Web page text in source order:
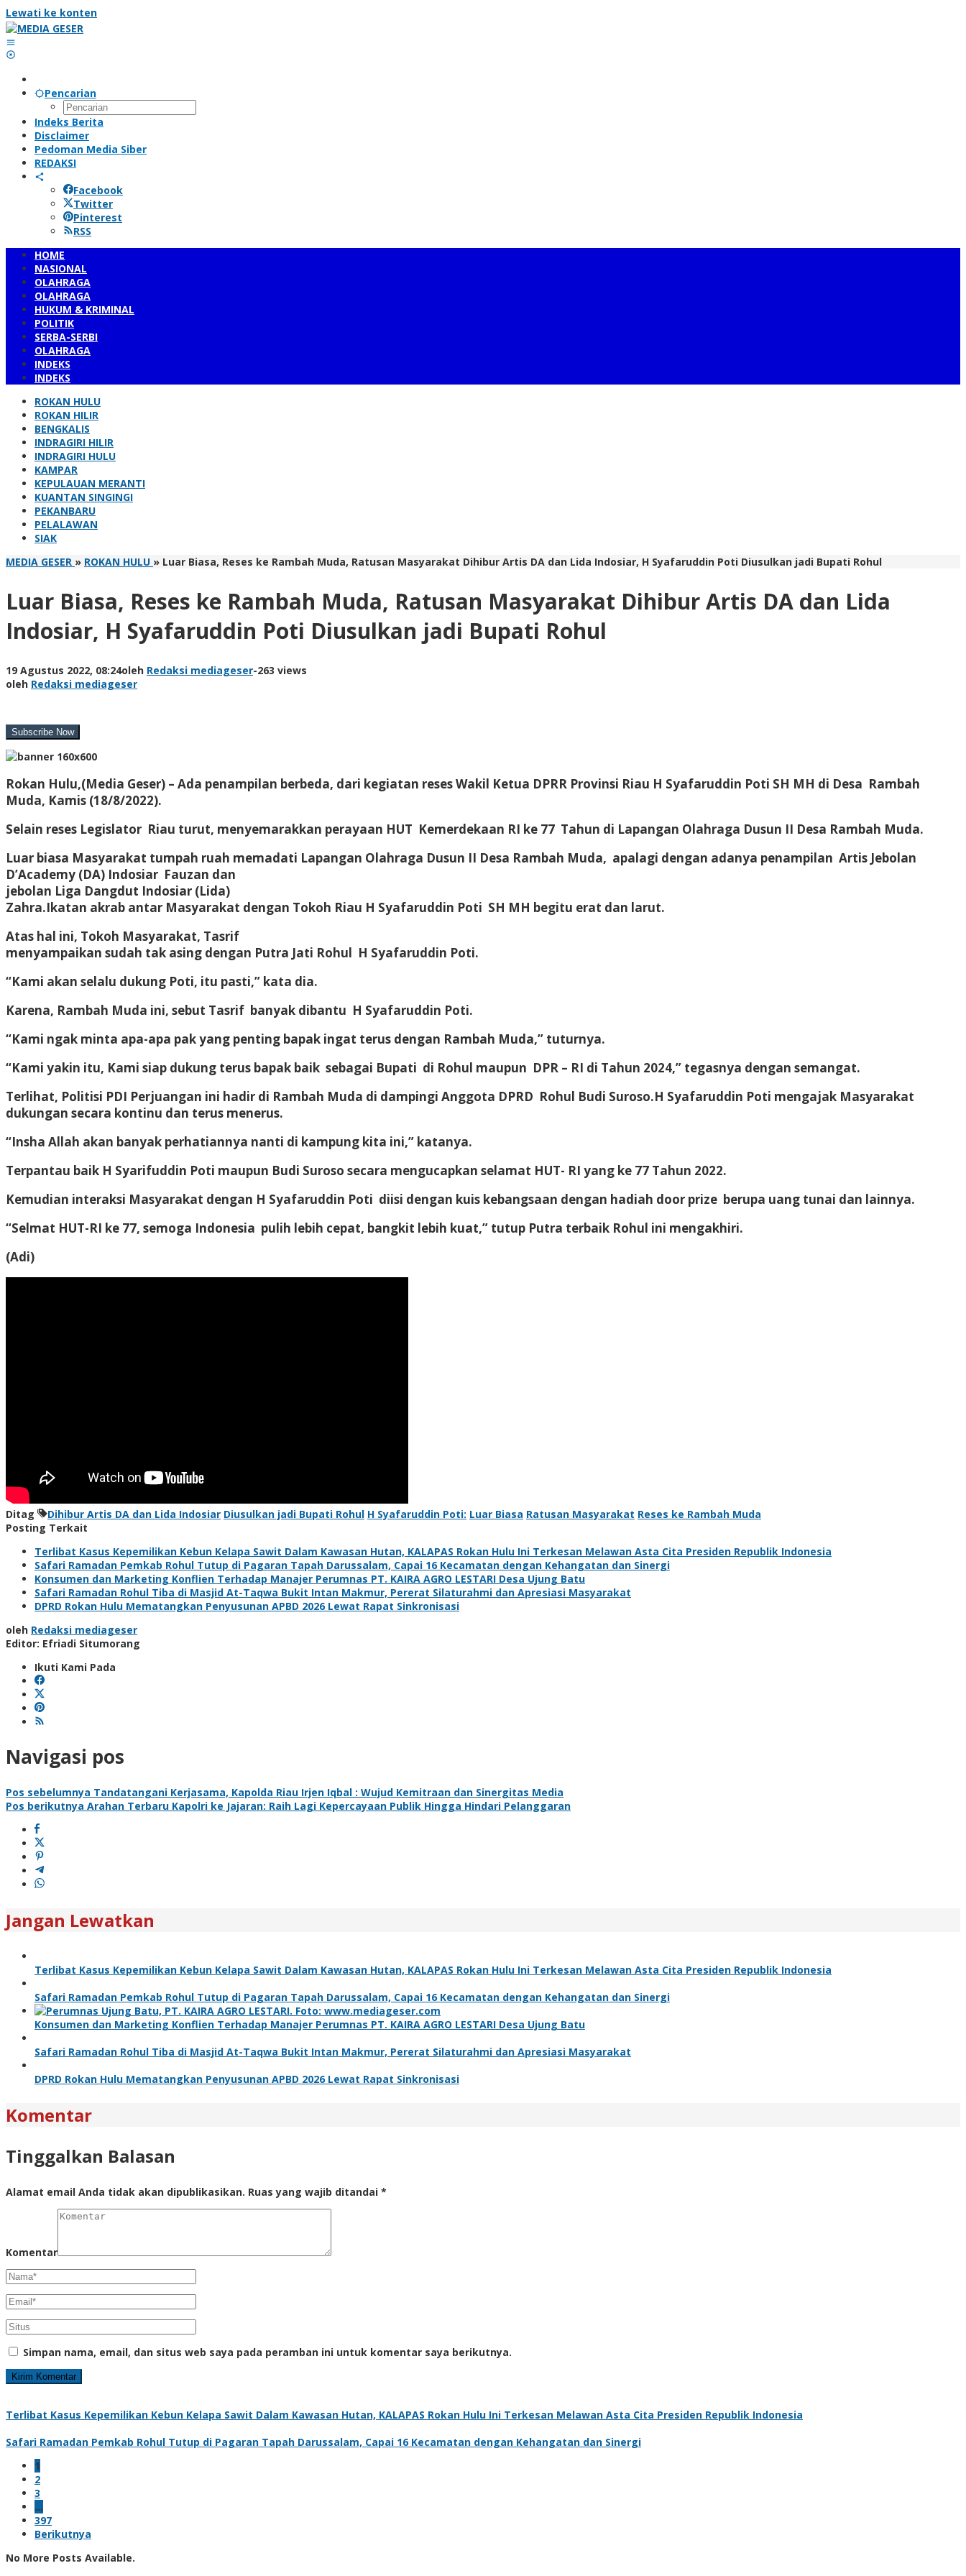
Lewati ke konten
Pencarian
Indeks Berita
Disclaimer
Pedoman Media Siber
REDAKSI
Facebook
Twitter
Pinterest
RSS
HOME
NASIONAL
OLAHRAGA
OLAHRAGA
HUKUM & KRIMINAL
POLITIK
SERBA-SERBI
OLAHRAGA
INDEKS
INDEKS
ROKAN HULU
ROKAN HILIR
BENGKALIS
INDRAGIRI HILIR
INDRAGIRI HULU
KAMPAR
KEPULAUAN MERANTI
KUANTAN SINGINGI
PEKANBARU
PELALAWAN
SIAK
MEDIA GESER » ROKAN HULU » Luar Biasa, Reses ke Rambah Muda, Ratusan Masyarakat Dihibur Artis DA dan Lida Indosiar, H Syafaruddin Poti Diusulkan jadi Bupati Rohul
Luar Biasa, Reses ke Rambah Muda, Ratusan Masyarakat Dihibur Artis DA dan Lida
Indosiar, H Syafaruddin Poti Diusulkan jadi Bupati Rohul
19 Agustus 2022, 08:24oleh Redaksi mediageser-263 views
oleh Redaksi mediageser
Rokan Hulu,(Media Geser) – Ada penampilan berbeda, dari kegiatan reses Wakil Ketua DPRR Provinsi Riau H Syafaruddin Poti SH MH di Desa Rambah
Muda, Kamis (18/8/2022).
Selain reses Legislator Riau turut, menyemarakkan perayaan HUT Kemerdekaan RI ke 77 Tahun di Lapangan Olahraga Dusun II Desa Rambah Muda.
Luar biasa Masyarakat tumpah ruah memadati Lapangan Olahraga Dusun II Desa Rambah Muda, apalagi dengan adanya penampilan Artis Jebolan
D’Academy (DA) Indosiar Fauzan dan
jebolan Liga Dangdut Indosiar (Lida)
Zahra.Ikatan akrab antar Masyarakat dengan Tokoh Riau H Syafaruddin Poti SH MH begitu erat dan larut.
Atas hal ini, Tokoh Masyarakat, Tasrif
menyampaikan sudah tak asing dengan Putra Jati Rohul H Syafaruddin Poti.
“Kami akan selalu dukung Poti, itu pasti,” kata dia.
Karena, Rambah Muda ini, sebut Tasrif banyak dibantu H Syafaruddin Poti.
“Kami ngak minta apa-apa pak yang penting bapak ingat terus dengan Rambah Muda,” tuturnya.
“Kami yakin itu, Kami siap dukung terus bapak baik sebagai Bupati di Rohul maupun DPR – RI di Tahun 2024,” tegasnya dengan semangat.
Terlihat, Politisi PDI Perjuangan ini hadir di Rambah Muda di dampingi Anggota DPRD Rohul Budi Suroso.H Syafaruddin Poti mengajak Masyarakat
dukungan secara kontinu dan terus menerus.
“Insha Allah akan banyak perhatiannya nanti di kampung kita ini,” katanya.
Terpantau baik H Syarifuddin Poti maupun Budi Suroso secara mengucapkan selamat HUT- RI yang ke 77 Tahun 2022.
Kemudian interaksi Masyarakat dengan H Syafaruddin Poti diisi dengan kuis kebangsaan dengan hadiah door prize berupa uang tunai dan lainnya.
“Selmat HUT-RI ke 77, semoga Indonesia pulih lebih cepat, bangkit lebih kuat,” tutup Putra terbaik Rohul ini mengakhiri.
(Adi)
Ditag Dihibur Artis DA dan Lida Indosiar Diusulkan jadi Bupati Rohul H Syafaruddin Poti: Luar Biasa Ratusan Masyarakat Reses ke Rambah Muda
Posting Terkait
Terlibat Kasus Kepemilikan Kebun Kelapa Sawit Dalam Kawasan Hutan, KALAPAS Rokan Hulu Ini Terkesan Melawan Asta Cita Presiden Republik Indonesia
Safari Ramadan Pemkab Rohul Tutup di Pagaran Tapah Darussalam, Capai 16 Kecamatan dengan Kehangatan dan Sinergi
Konsumen dan Marketing Konflien Terhadap Manajer Perumnas PT. KAIRA AGRO LESTARI Desa Ujung Batu
Safari Ramadan Rohul Tiba di Masjid At-Taqwa Bukit Intan Makmur, Pererat Silaturahmi dan Apresiasi Masyarakat
DPRD Rokan Hulu Mematangkan Penyusunan APBD 2026 Lewat Rapat Sinkronisasi
oleh Redaksi mediageser
Editor: Efriadi Situmorang
Ikuti Kami Pada
Navigasi pos
Pos sebelumnya Tandatangani Kerjasama, Kapolda Riau Irjen Iqbal : Wujud Kemitraan dan Sinergitas Media
Pos berikutnya Arahan Terbaru Kapolri ke Jajaran: Raih Lagi Kepercayaan Publik Hingga Hindari Pelanggaran
Jangan Lewatkan
Terlibat Kasus Kepemilikan Kebun Kelapa Sawit Dalam Kawasan Hutan, KALAPAS Rokan Hulu Ini Terkesan Melawan Asta Cita Presiden Republik Indonesia
Safari Ramadan Pemkab Rohul Tutup di Pagaran Tapah Darussalam, Capai 16 Kecamatan dengan Kehangatan dan Sinergi
Konsumen dan Marketing Konflien Terhadap Manajer Perumnas PT. KAIRA AGRO LESTARI Desa Ujung Batu
Safari Ramadan Rohul Tiba di Masjid At-Taqwa Bukit Intan Makmur, Pererat Silaturahmi dan Apresiasi Masyarakat
DPRD Rokan Hulu Mematangkan Penyusunan APBD 2026 Lewat Rapat Sinkronisasi
Komentar
Tinggalkan Balasan
Alamat email Anda tidak akan dipublikasikan. Ruas yang wajib ditandai *
Komentar
Simpan nama, email, dan situs web saya pada peramban ini untuk komentar saya berikutnya.
Terlibat Kasus Kepemilikan Kebun Kelapa Sawit Dalam Kawasan Hutan, KALAPAS Rokan Hulu Ini Terkesan Melawan Asta Cita Presiden Republik Indonesia
Safari Ramadan Pemkab Rohul Tutup di Pagaran Tapah Darussalam, Capai 16 Kecamatan dengan Kehangatan dan Sinergi
1
2
3
…
397
Berikutnya
No More Posts Available.